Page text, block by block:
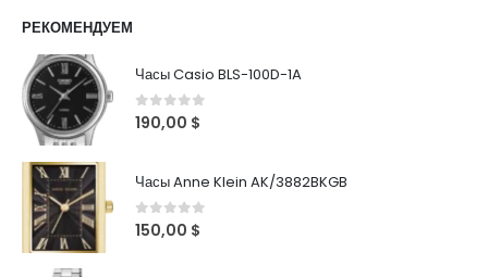
РЕКОМЕНДУЕМ
Часы Casio BLS-100D-1A
0out of 5
190,00 $
Часы Anne Klein AK/3882BKGB
0out of 5
150,00 $